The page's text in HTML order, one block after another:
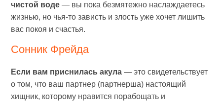
чистой воде — вы пока безмятежно наслаждаетесь
жизнью, но чья-то зависть и злость уже хочет лишить
вас покоя и счастья.
Сонник Фрейда
Если вам приснилась акула — это свидетельствует
о том, что ваш партнер (партнерша) настоящий
хищник, которому нравится порабощать и